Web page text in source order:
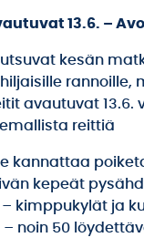
13.6. –
kesän
avautuvat
reittiä
kannattaa
kepeät
– kimppukylät ja
– noin 50